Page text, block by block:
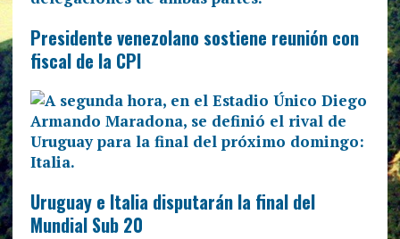
Presidente venezolano sostiene reunión con
fiscal de la CPI
Uruguay e Italia disputarán la final del
Mundial Sub 20